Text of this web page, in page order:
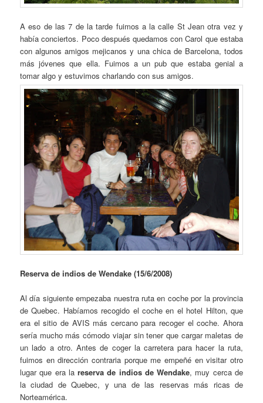
A eso de las 7 de la tarde fuimos a la calle St Jean otra vez y
había conciertos. Poco después quedamos con Carol que estaba
con algunos amigos mejicanos y una chica de Barcelona, todos
más jóvenes que ella. Fuimos a un pub que estaba genial a
tomar algo y estuvimos charlando con sus amigos.
Reserva de indios de Wendake (15/6/2008)
Al día siguiente empezaba nuestra ruta en coche por la provincia
de Quebec. Habíamos recogido el coche en el hotel Hilton, que
era el sitio de AVIS más cercano para recoger el coche. Ahora
sería mucho más cómodo viajar sin tener que cargar maletas de
un lado a otro. Antes de coger la carretera para hacer la ruta,
fuimos en dirección contraria porque me empeñé en visitar otro
lugar que era lareserva de indios de Wendake, muy cerca de
la ciudad de Quebec, y una de las reservas más ricas de
Norteamérica.